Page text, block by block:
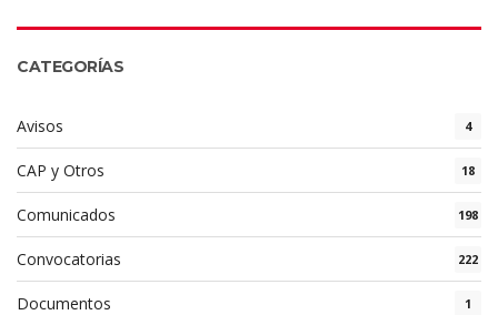
CATEGORÍAS
Avisos 4
CAP y Otros 18
Comunicados 198
Convocatorias 222
Documentos 1